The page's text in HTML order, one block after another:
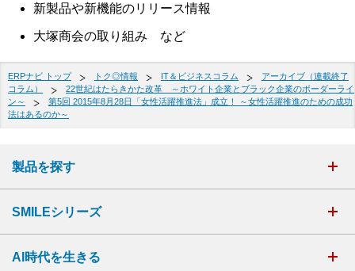
新製品や新機能のリリース情報
大塚商会の取り組み など
ERPナビ トップ トク◎情報 IT＆ビジネスコラム
アーカイブ（連載終了
コラム）
22世紀はたらきかた改革 ～ホワイト企業とブラック企業のボーダーライ
ン～
第5回 2015年8月28日「女性活躍推進法」成立！ ～女性活躍推進のための成功
法はあるのか～
製品を探す
SMILEシリーズ
AI時代を生きる